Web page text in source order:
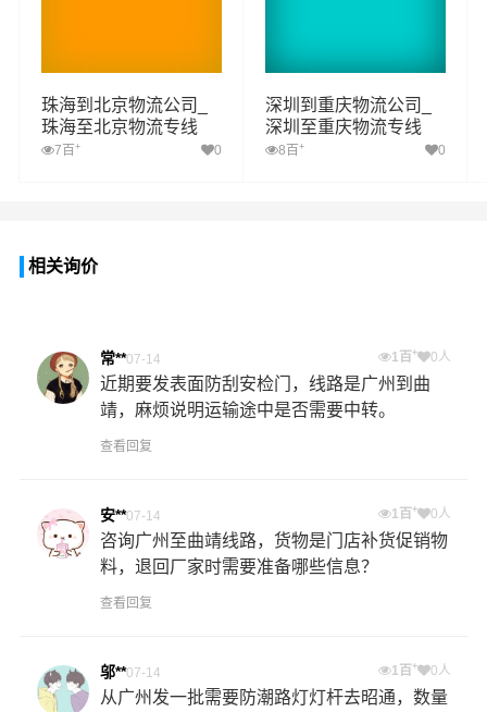
珠海到北京物流公司_
珠海至北京物流专线
7百 + 0
深圳到重庆物流公司_
深圳至重庆物流专线
8百 + 0
相关询价
常**07-14 1百+ 0人
近期要发表面防刮安检门，线路是广州到曲
靖，麻烦说明运输途中是否需要中转。
查看回复
安**07-14 1百+ 0人
咨询广州至曲靖线路，货物是门店补货促销物
料，退回厂家时需要准备哪些信息？
查看回复
邬**07-14 1百+ 0人
从广州发一批需要防潮路灯灯杆去昭通，数量